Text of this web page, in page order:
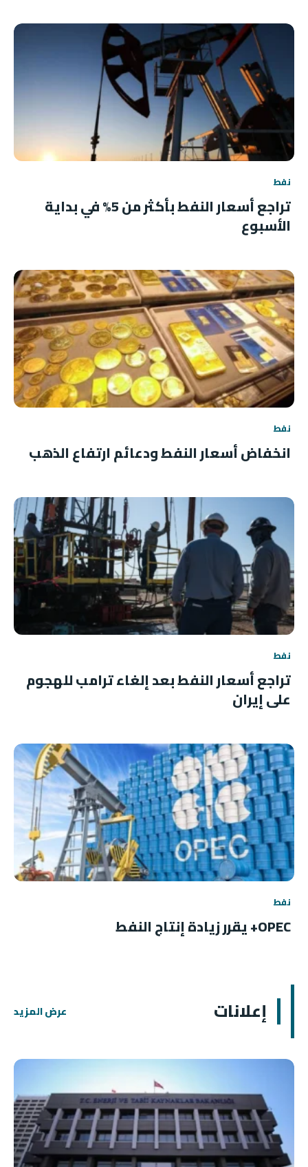
نفط
تراجع أسعار النفط بأكثر من 5% في بداية
الأسبوع
نفط
انخفاض أسعار النفط ودعائم ارتفاع الذهب
نفط
تراجع أسعار النفط بعد إلغاء ترامب للهجوم
على إيران
نفط
OPEC+ يقرر زيادة إنتاج النفط
إعلانات عرض المزيد